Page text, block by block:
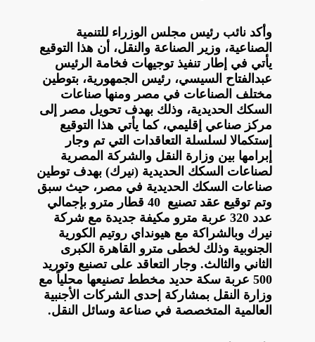
وأكد نائب رئيس مجلس الوزراء للتنمية
الصناعية، وزير الصناعة والنقل، أن هذا التوقيع
يأتي في إطار تنفيذ توجيهات فخامة الرئيس
عبدالفتاح السيسي، رئيس الجمهورية، بتوطين
مختلف الصناعات في مصر ومنها صناعات
السكك الحديدية، وذلك بهدف تحويل مصر إلى
مركز صناعي إقليمي، كما يأتي هذا التوقيع
إستكمالا لسلسلة التعاقدات التي تم وجار
إبرامها بين وزارة النقل والشركة المصرية
لصناعات السكك الحديدية (نيرك) بهدف توطين
صناعات السكك الحديدية في مصر، حيث سبق
وتم توقيع عقد تصنيع 40 قطار مترو بإجمالي
عدد 320 عربة مترو مكيفة جديدة مع شركة
نيرك وبالشراكة مع هيونداي روتيم الكورية
الجنوبية وذلك لخطى مترو القاهرة الكبرى
الثاني والثالث. وجار التعاقد على تصنيع وتوريد
500 عربة سكة حديد مخطط تصنيعها محلياً مع
وزارة النقل بمشاركة إحدى الشركات الأجنبية
العالمية المتخصصة في صناعة وسائل النقل.